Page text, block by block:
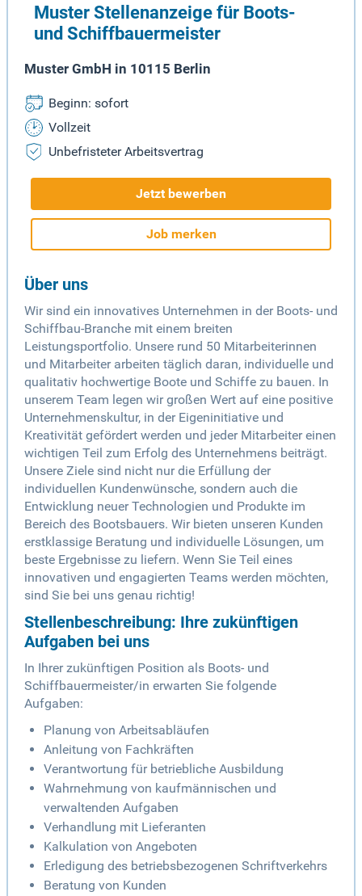
Muster Stellenanzeige für Boots-
und Schiffbauermeister
Muster GmbH in 10115 Berlin
Beginn: sofort
Vollzeit
Unbefristeter Arbeitsvertrag
Jetzt bewerben
Job merken
Über uns
Wir sind ein innovatives Unternehmen in der Boots- und
Schiffbau-Branche mit einem breiten
Leistungsportfolio. Unsere rund 50 Mitarbeiterinnen
und Mitarbeiter arbeiten täglich daran, individuelle und
qualitativ hochwertige Boote und Schiffe zu bauen. In
unserem Team legen wir großen Wert auf eine positive
Unternehmenskultur, in der Eigeninitiative und
Kreativität gefördert werden und jeder Mitarbeiter einen
wichtigen Teil zum Erfolg des Unternehmens beiträgt.
Unsere Ziele sind nicht nur die Erfüllung der
individuellen Kundenwünsche, sondern auch die
Entwicklung neuer Technologien und Produkte im
Bereich des Bootsbauers. Wir bieten unseren Kunden
erstklassige Beratung und individuelle Lösungen, um
beste Ergebnisse zu liefern. Wenn Sie Teil eines
innovativen und engagierten Teams werden möchten,
sind Sie bei uns genau richtig!
Stellenbeschreibung: Ihre zukünftigen
Aufgaben bei uns
In Ihrer zukünftigen Position als Boots- und
Schiffbauermeister/in erwarten Sie folgende
Aufgaben:
Planung von Arbeitsabläufen
Anleitung von Fachkräften
Verantwortung für betriebliche Ausbildung
Wahrnehmung von kaufmännischen und
verwaltenden Aufgaben
Verhandlung mit Lieferanten
Kalkulation von Angeboten
Erledigung des betriebsbezogenen Schriftverkehrs
Beratung von Kunden